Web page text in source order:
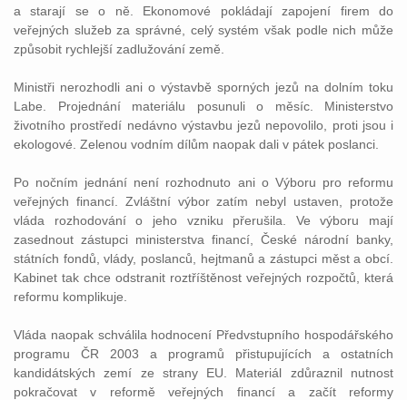
a starají se o ně. Ekonomové pokládají zapojení firem do
veřejných služeb za správné, celý systém však podle nich může
způsobit rychlejší zadlužování země.
Ministři nerozhodli ani o výstavbě sporných jezů na dolním toku
Labe. Projednání materiálu posunuli o měsíc. Ministerstvo
životního prostředí nedávno výstavbu jezů nepovolilo, proti jsou i
ekologové. Zelenou vodním dílům naopak dali v pátek poslanci.
Po nočním jednání není rozhodnuto ani o Výboru pro reformu
veřejných financí. Zvláštní výbor zatím nebyl ustaven, protože
vláda rozhodování o jeho vzniku přerušila. Ve výboru mají
zasednout zástupci ministerstva financí, České národní banky,
státních fondů, vlády, poslanců, hejtmanů a zástupci měst a obcí.
Kabinet tak chce odstranit roztříštěnost veřejných rozpočtů, která
reformu komplikuje.
Vláda naopak schválila hodnocení Předvstupního hospodářského
programu ČR 2003 a programů přistupujících a ostatních
kandidátských zemí ze strany EU. Materiál zdůraznil nutnost
pokračovat v reformě veřejných financí a začít reformy